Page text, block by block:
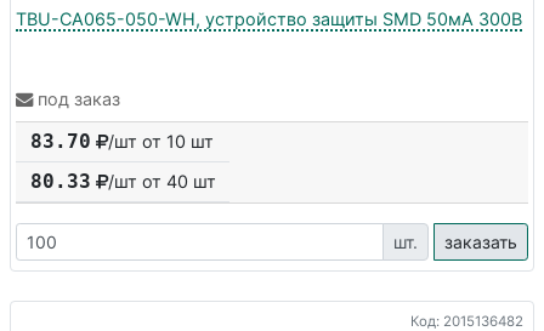
TBU-CA065-050-WH, устройство защиты SMD 50мА 300В
под заказ
83.70 /шт от 10 шт
80.33 /шт от 40 шт
шт. заказать
Код: 2015136482